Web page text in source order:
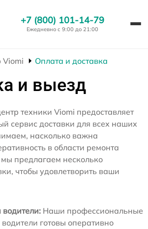
+7 (800) 101-14-79
Ежедневно с 9:00 до 21:00
Viomi Оплата и доставка
и выезд
техники Viomi предоставляет
сервис доставки для всех наших
насколько важна
в области ремонта
предлагаем несколько
чтобы удовлетворить ваши
Наши профессиональные
готовы оперативно